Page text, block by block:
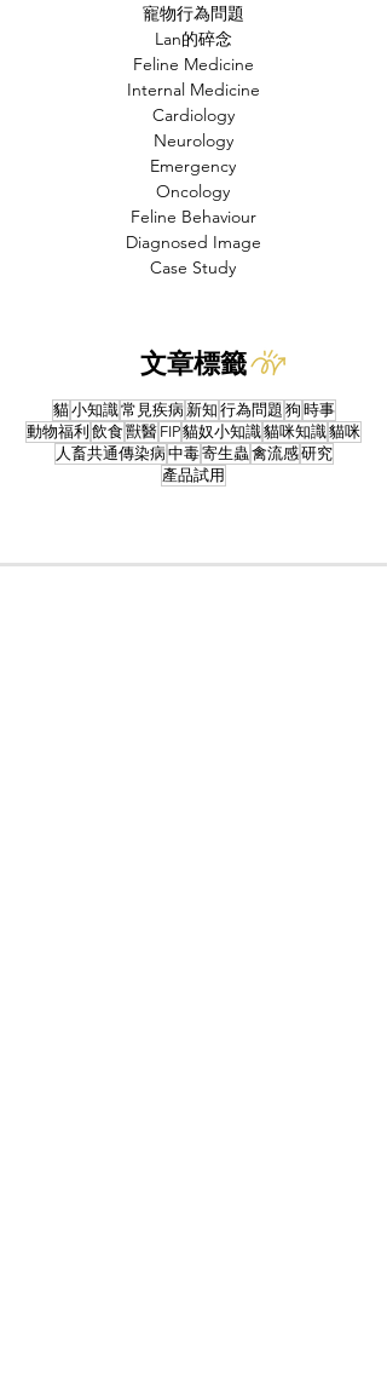
寵物行為問題
Lan的碎念
Feline Medicine
Internal Medicine
Cardiology
Neurology
Emergency
Oncology
Feline Behaviour
Diagnosed Image
Case Study
文章標籤
貓小知識常見疾病 新知 行為問題 狗 時事
動物福利 飲食獸醫 FIP貓奴小知識貓咪知識貓咪
人畜共通傳染病 中毒寄生蟲 禽流感研究
產品試用